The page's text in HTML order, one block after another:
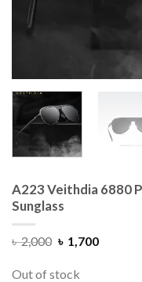
A223 Veithdia 6880
Sunglass
৳2,000 ৳ 1,700
Out of stock